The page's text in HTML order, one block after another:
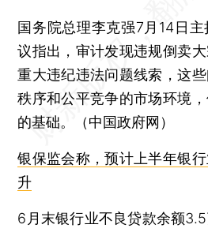
国务院总理李克强7月14日
议指出，审计发现违规倒卖
重大违纪违法问题线索，这
秩序和公平竞争的市场环境
的基础。（中国政府网）
银保监会称，预计上半年银
升
6月末银行业不良贷款余额